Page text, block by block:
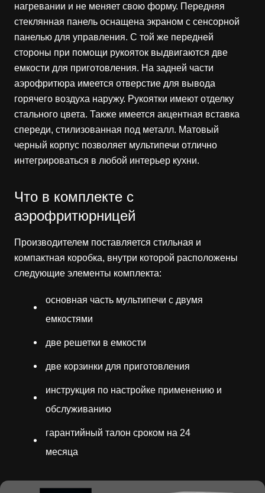
нагревании и не меняет свою форму. Передняя
стеклянная панель оснащена экраном с сенсорной
панелью для управления. С той же передней
стороны при помощи рукояток выдвигаются две
емкости для приготовления. На задней части
аэрофритюра имеется отверстие для вывода
горячего воздуха наружу. Рукоятки имеют отделку
стального цвета. Также имеется акцентная вставка
спереди, стилизованная под металл. Матовый
черный корпус позволяет мультипечи отлично
интегрироваться в любой интерьер кухни.
Что в комплекте с
аэрофритюрницей
Производителем поставляется стильная и
компактная коробка, внутри которой расположены
следующие элементы комплекта:
основная часть мультипечи с двумя
емкостями
две решетки в емкости
две корзинки для приготовления
инструкция по настройке применению и
обслуживанию
гарантийный талон сроком на 24
месяца